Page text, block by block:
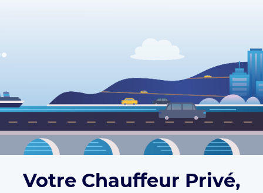
Votre Chauffeur Privé,